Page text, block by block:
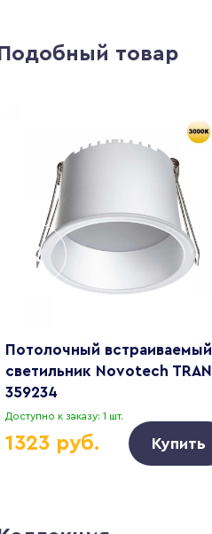
Подобный товар
Потолочный встраиваемый
светильник Novotech TRAN
359234
Доступно к заказу: 1 шт.
1323 руб. Купить